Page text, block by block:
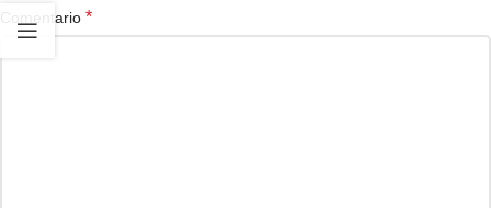
Comentario *